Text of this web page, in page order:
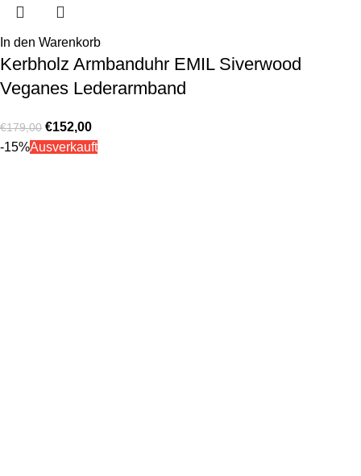
In den Warenkorb
Kerbholz Armbanduhr EMIL Siverwood
Veganes Lederarmband
€179,00 €152,00
-15%Ausverkauft